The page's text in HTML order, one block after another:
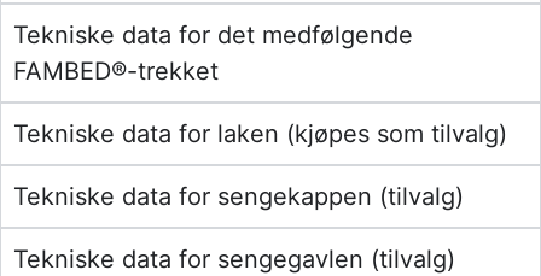
Tekniske data for det medfølgende
FAMBED®-trekket
Tekniske data for laken (kjøpes som tilvalg)
Tekniske data for sengekappen (tilvalg)
Tekniske data for sengegavlen (tilvalg)